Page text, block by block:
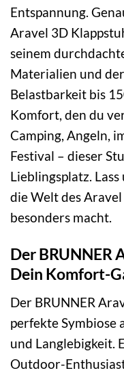
Entspannung.
Aravel 3D
seinem
Materialien und
Belastbarkeit bis
Komfort, den du
Camping, Angeln,
Festival – dieser
Lieblingsplatz.
die Welt des
besonders macht.
Der BRUNNER
Dein Komfort-
Der BRUNNER
perfekte
und Langlebigkeit.
Outdoor-